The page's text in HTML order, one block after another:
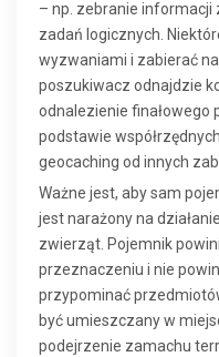
– np. zebranie informacji
zadań logicznych.
wyzwaniami i zabierać
poszukiwacz odnajdzie
odnalezienie finałowego
podstawie
geocaching od innych
Ważne jest, aby sam
jest narażony na
zwierząt. Pojemnik
przeznaczeniu i nie
przypominać
być umieszczany w
podejrzenie zamachu